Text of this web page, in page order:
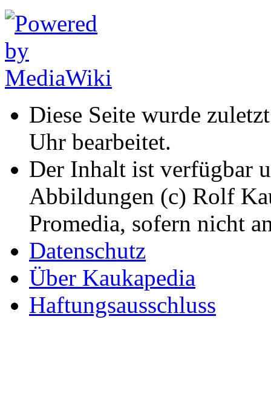
Diese Seite wurde
Uhr bearbeitet.
Der Inhalt ist verfügbar
Abbildungen (c) Rolf
Promedia, sofern nicht
Datenschutz
Über Kaukapedia
Haftungsausschluss